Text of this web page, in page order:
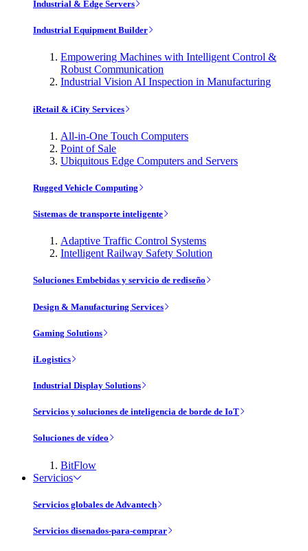
Industrial & Edge Servers
Industrial Equipment Builder
Empowering Machines with Intelligent Control &
Robust Communication
Industrial Vision AI Inspection in Manufacturing
iRetail & iCity Services
All-in-One Touch Computers
Point of Sale
Ubiquitous Edge Computers and Servers
Rugged Vehicle Computing
Sistemas de transporte inteligente
Adaptive Traffic Control Systems
Intelligent Railway Safety Solution
Soluciones Embebidas y servicio de rediseño
Design & Manufacturing Services
Gaming Solutions
iLogistics
Industrial Display Solutions
Servicios y soluciones de inteligencia de borde de IoT
Soluciones de vídeo
BitFlow
Servicios
Servicios globales de Advantech
Servicios disenados-para-comprar